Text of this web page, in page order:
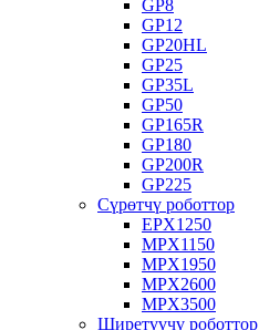
GP8
GP12
GP20HL
GP25
GP35L
GP50
GP165R
GP180
GP200R
GP225
Сүрөтчү роботтор
EPX1250
MPX1150
MPX1950
MPX2600
MPX3500
Ширетүүчү роботтор